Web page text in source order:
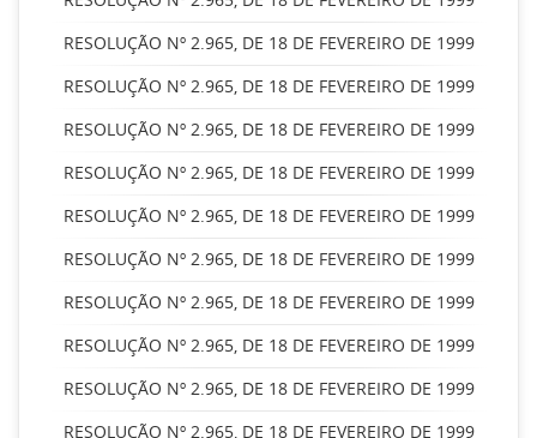
RESOLUÇÃO Nº 2.965, DE 18 DE FEVEREIRO DE 1999
RESOLUÇÃO Nº 2.965, DE 18 DE FEVEREIRO DE 1999
RESOLUÇÃO Nº 2.965, DE 18 DE FEVEREIRO DE 1999
RESOLUÇÃO Nº 2.965, DE 18 DE FEVEREIRO DE 1999
RESOLUÇÃO Nº 2.965, DE 18 DE FEVEREIRO DE 1999
RESOLUÇÃO Nº 2.965, DE 18 DE FEVEREIRO DE 1999
RESOLUÇÃO Nº 2.965, DE 18 DE FEVEREIRO DE 1999
RESOLUÇÃO Nº 2.965, DE 18 DE FEVEREIRO DE 1999
RESOLUÇÃO Nº 2.965, DE 18 DE FEVEREIRO DE 1999
RESOLUÇÃO Nº 2.965, DE 18 DE FEVEREIRO DE 1999